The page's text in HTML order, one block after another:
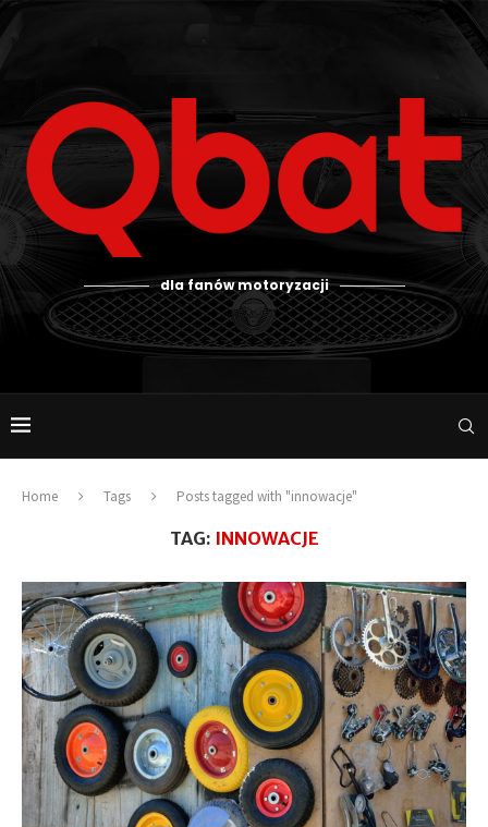
dla fanów motoryzacji
Home Tags Posts tagged with "innowacje"
TAG: INNOWACJE